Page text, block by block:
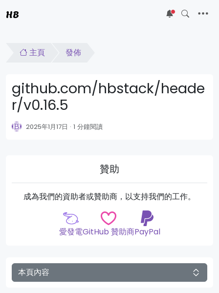
HB 5
主頁 發佈
github.com/hbstack/heade
r/v0.16.5
2025年1月17日 1 分鐘閱讀
贊助
成為我們的資助者或贊助商，以支持我們的工作。
愛發電GitHub 贊助商PayPal
本頁內容